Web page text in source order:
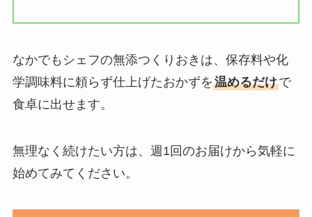
なかでもシェフの無添つくりおきは、保存料や化
学調味料に頼らず仕上げたおかずを温めるだけで
食卓に出せます。
無理なく続けたい方は、週1回のお届けから気軽に
始めてみてください。